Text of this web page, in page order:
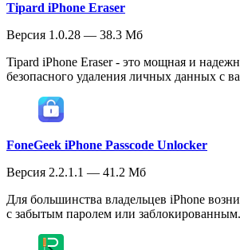
Tipard iPhone Eraser
Версия 1.0.28 — 38.3 Мб
Tipard iPhone Eraser - это мощная и
безопасного удаления личных данных с
FoneGeek iPhone Passcode Unlocker
Версия 2.2.1.1 — 41.2 Мб
Для большинства владельцев iPhone
с забытым паролем или